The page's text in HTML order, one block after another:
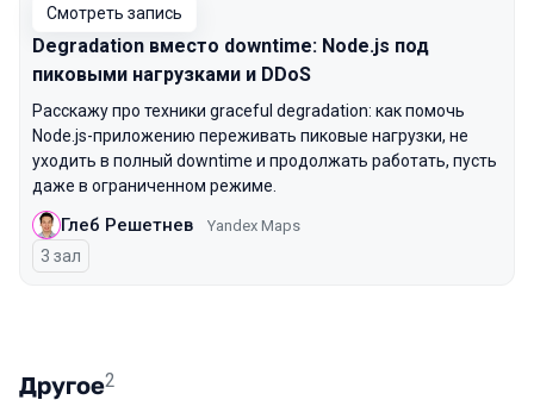
Смотреть запись
Degradation вместо downtime: Node.js под
пиковыми нагрузками и DDoS
Расскажу про техники graceful degradation: как помочь
Node.js-приложению переживать пиковые нагрузки, не
уходить в полный downtime и продолжать работать, пусть
даже в ограниченном режиме.
Глеб Решетнев Yandex Maps
3 зал
Другое2